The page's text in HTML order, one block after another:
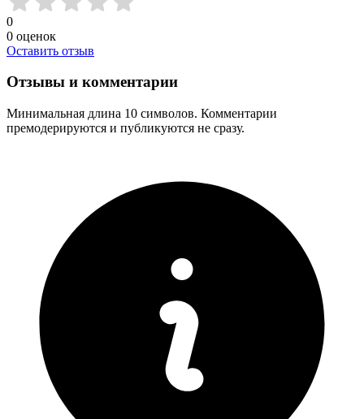
0
0 оценок
Оставить отзыв
Отзывы и комментарии
Минимальная длина 10 символов. Комментарии
премодерируются и публикуются не сразу.